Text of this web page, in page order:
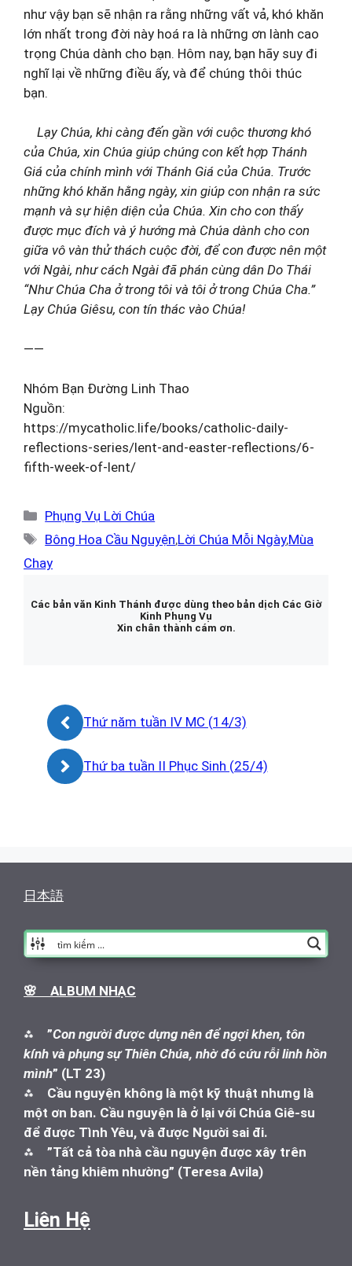
như vậy bạn sẽ nhận ra rằng những vất vả, khó khăn
lớn nhất trong đời này hoá ra là những ơn lành cao
trọng Chúa dành cho bạn. Hôm nay, bạn hãy suy đi
nghĩ lại về những điều ấy, và để chúng thôi thúc
bạn.
Lạy Chúa, khi càng đến gần với cuộc thương khó
của Chúa, xin Chúa giúp chúng con kết hợp Thánh
Giá của chính mình với Thánh Giá của Chúa. Trước
những khó khăn hằng ngày, xin giúp con nhận ra sức
mạnh và sự hiện diện của Chúa. Xin cho con thấy
được mục đích và ý hướng mà Chúa dành cho con
giữa vô vàn thử thách cuộc đời, để con được nên một
với Ngài, như cách Ngài đã phán cùng dân Do Thái
“Như Chúa Cha ở trong tôi và tôi ở trong Chúa Cha.”
Lạy Chúa Giêsu, con tín thác vào Chúa!
——
Nhóm Bạn Đường Linh Thao
Nguồn:
https://mycatholic.life/books/catholic-daily-
reflections-series/lent-and-easter-reflections/6-
fifth-week-of-lent/
Danh
mục
Phụng Vụ Lời Chúa
Thẻ
Bông Hoa Cầu Nguyện,Lời Chúa Mỗi Ngày,Mùa
Chay
Các bản văn Kinh Thánh được dùng theo bản dịch Các Giờ
Kinh Phụng Vụ
Xin chân thành cám ơn.
Thứ năm tuần IV MC (14/3)
Thứ ba tuần II Phục Sinh (25/4)
日本語
🌸 ALBUM NHẠC
⁂ ”Con người được dựng nên để ngợi khen, tôn
kính và phụng sự Thiên Chúa, nhờ đó cứu rỗi linh hồn
mình” (LT 23)
⁂ Cầu nguyện không là một kỹ thuật nhưng là
một ơn ban. Cầu nguyện là ở lại với Chúa Giê-su
để được Tình Yêu, và được Người sai đi.
⁂ ”Tất cả tòa nhà cầu nguyện được xây trên
nền tảng khiêm nhường” (Teresa Avila)
Liên Hệ